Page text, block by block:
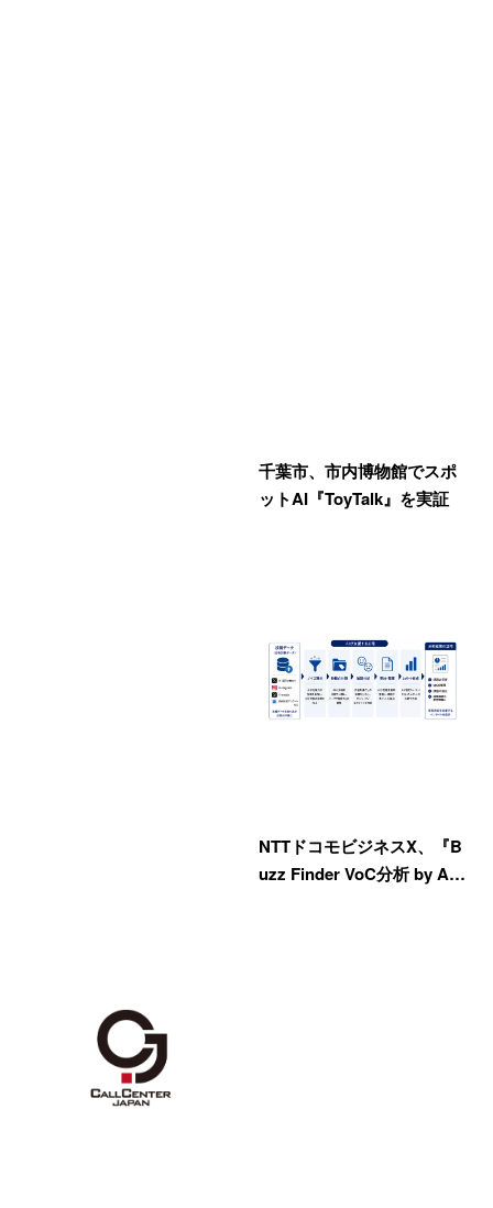
千葉市、市内博物館でスポ
ットAI『ToyTalk』を実証
NTTドコモビジネスX、『B
uzz Finder VoC分析 by A…